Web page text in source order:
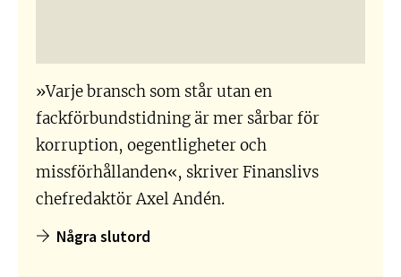
»Varje bransch som står utan en
fackförbundstidning är mer sårbar för
korruption, oegentligheter och
missförhållanden«, skriver Finanslivs
chefredaktör Axel Andén.
Några slutord